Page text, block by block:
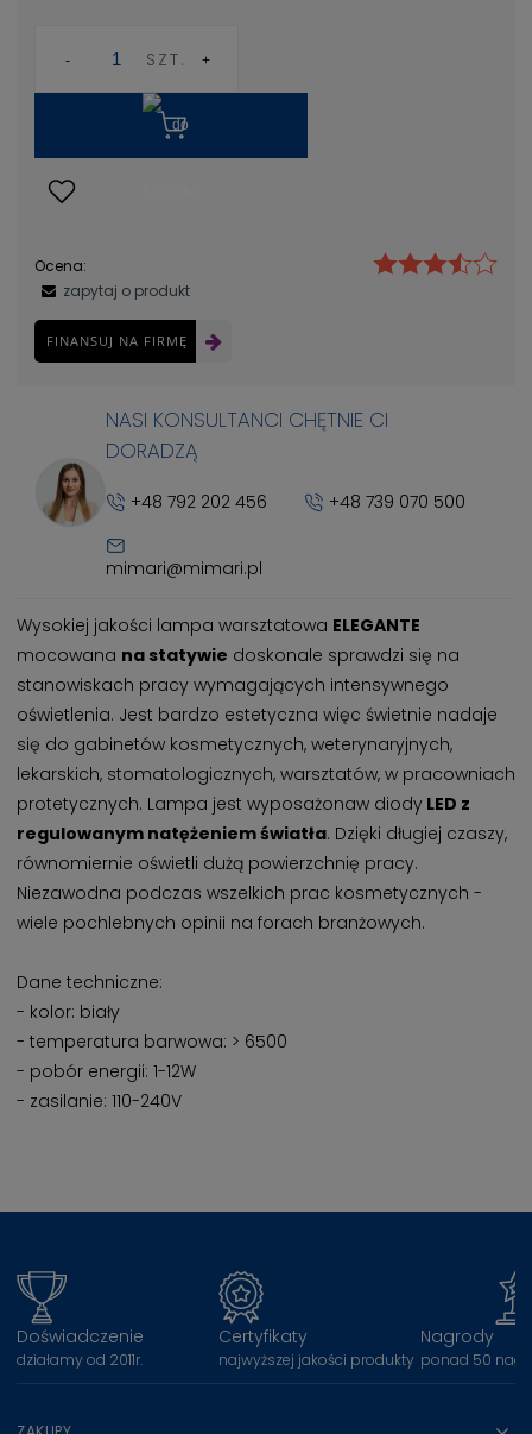
SZT.
Ocena:
zapytaj o produkt
FINANSUJ NA FIRMĘ
NASI KONSULTANCI CHĘTNIE CI
DORADZĄ
+48 792 202 456 +48 739 070 500
mimari@mimari.pl
Wysokiej jakości lampa warsztatowa ELEGANTE
mocowana na statywie doskonale sprawdzi się na
stanowiskach pracy wymagających intensywnego
oświetlenia. Jest bardzo estetyczna więc świetnie nadaje
się do gabinetów kosmetycznych, weterynaryjnych,
lekarskich, stomatologicznych, warsztatów, w pracowniach
protetycznych. Lampa jest wyposażonaw diody LED z
regulowanym natężeniem światła. Dzięki długiej czaszy,
równomiernie oświetli dużą powierzchnię pracy.
Niezawodna podczas wszelkich prac kosmetycznych -
wiele pochlebnych opinii na forach branżowych.
Dane techniczne:
- kolor: biały
- temperatura barwowa: > 6500
- pobór energii: 1-12W
- zasilanie: 110-240V
Doświadczenie
działamy od 2011r.
Certyfikaty
najwyższej jakości produkty
Nagrody
ponad 50